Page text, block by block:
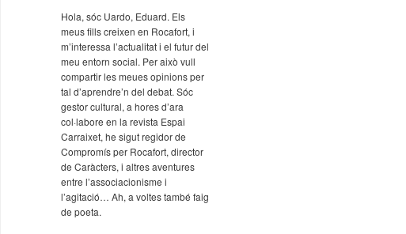
Hola, sóc Uardo, Eduard. Els
meus fills creixen en Rocafort, i
m’interessa l’actualitat i el futur del
meu entorn social. Per això vull
compartir les meues opinions per
tal d’aprendre’n del debat. Sóc
gestor cultural, a hores d’ara
col·labore en la revista Espai
Carraixet, he sigut regidor de
Compromís per Rocafort, director
de Caràcters, i altres aventures
entre l’associacionisme i
l’agitació… Ah, a voltes també faig
de poeta.